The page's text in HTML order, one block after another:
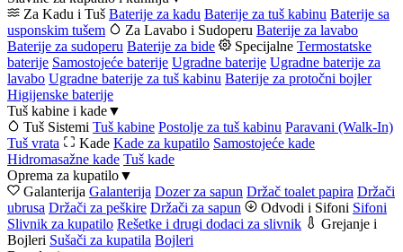
Za Kadu i Tuš Baterije za kadu Baterije za tuš kabinu Baterije sa
usponskim tušem
Za Lavabo i Sudoperu Baterije za lavabo
Baterije za sudoperu Baterije za bide Specijalne Termostatske
baterije Samostojeće baterije Ugradne baterije Ugradne baterije za
lavabo Ugradne baterije za tuš kabinu Baterije za protočni bojler
Higijenske baterije
Tuš kabine i kade▼
Tuš Sistemi Tuš kabine Postolje za tuš kabinu Paravani (Walk-In)
Tuš vrata
Kade Kade za kupatilo Samostojeće kade
Hidromasažne kade Tuš kade
Oprema za kupatilo▼
Galanterija Galanterija Dozer za sapun Držač toalet papira Držači
ubrusa Držači za peškire Držači za sapun Odvodi i Sifoni Sifoni
Slivnik za kupatilo Rešetke i drugi dodaci za slivnik
Grejanje i
Bojleri Sušači za kupatila Bojleri